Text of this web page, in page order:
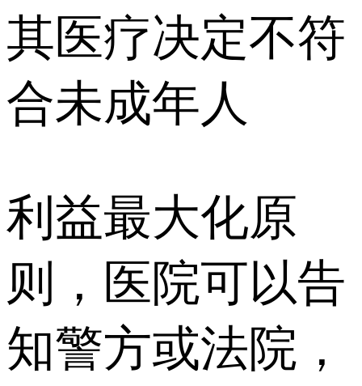
其医疗决定不符
合未成年人
利益最大化原
则，医院可以告
知警方或法院，